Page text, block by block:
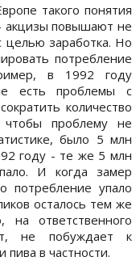
такого понятия
акцизы повышают не
целью заработка. Но
потребление
в 1992 году
есть проблемы с
количество
проблему не
было 5 млн
году - те же 5 млн
И когда замер
потребление упало
осталось тем же
ответственного
не побуждает к
пива в частности.